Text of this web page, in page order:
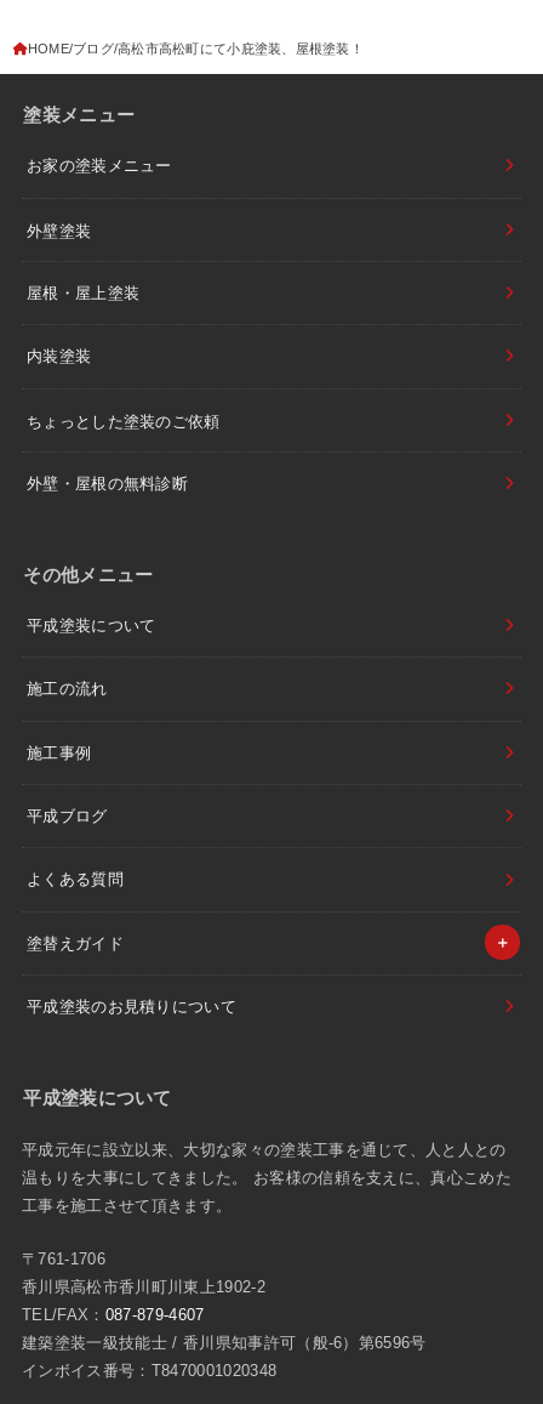
HOME ブログ 高松市高松町にて小庇塗装、屋根塗装！
塗装メニュー
お家の塗装メニュー
外壁塗装
屋根・屋上塗装
内装塗装
ちょっとした塗装のご依頼
外壁・屋根の無料診断
その他メニュー
平成塗装について
施工の流れ
施工事例
平成ブログ
よくある質問
塗替えガイド
平成塗装のお見積りについて
平成塗装について
平成元年に設立以来、大切な家々の塗装工事を通じて、人と人との
温もりを大事にしてきました。 お客様の信頼を支えに、真心こめた
工事を施工させて頂きます。
〒761-1706
香川県高松市香川町川東上1902-2
TEL/FAX： 087-879-4607
建築塗装一級技能士 / 香川県知事許可（般-6）第6596号
インボイス番号：T8470001020348